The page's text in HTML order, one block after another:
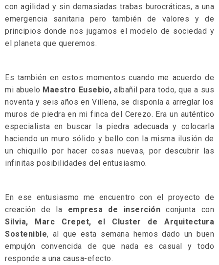
con agilidad y sin demasiadas trabas burocráticas, a una
emergencia sanitaria pero también de valores y de
principios donde nos jugamos el modelo de sociedad y
el planeta que queremos.
Es también en estos momentos cuando me acuerdo de
mi abuelo Maestro Eusebio,albañil para todo, que a sus
noventa y seis años en Villena, se disponía a arreglar los
muros de piedra en mi finca del Cerezo. Era un auténtico
especialista en buscar la piedra adecuada y colocarla
haciendo un muro sólido y bello con la misma ilusión de
un chiquillo por hacer cosas nuevas, por descubrir las
infinitas posibilidades del entusiasmo.
En ese entusiasmo me encuentro con el proyecto de
creación de la empresa de inserción conjunta con
Silvia, Marc Crepet, el Cluster de Arquitectura
Sostenible, al que esta semana hemos dado un buen
empujón convencida de que nada es casual y todo
responde a una causa-efecto.